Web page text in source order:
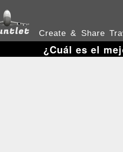
Create & Share
¿Cuál es el